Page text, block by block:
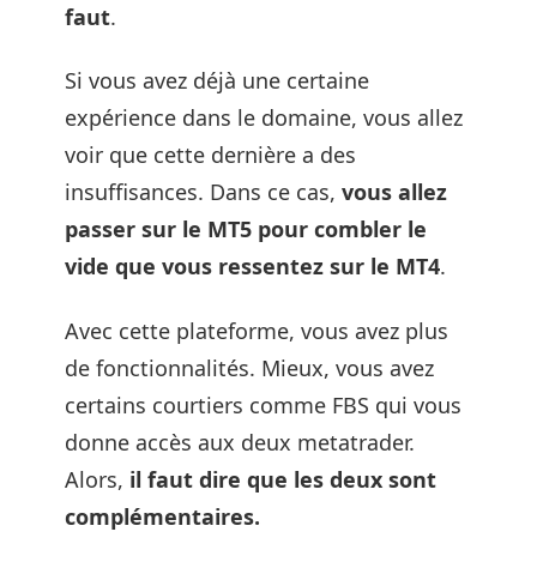
faut.
Si vous avez déjà une certaine
expérience dans le domaine, vous allez
voir que cette dernière a des
insuffisances. Dans ce cas, vous allez
passer sur le MT5 pour combler le
vide que vous ressentez sur le MT4.
Avec cette plateforme, vous avez plus
de fonctionnalités. Mieux, vous avez
certains courtiers comme FBS qui vous
donne accès aux deux metatrader.
Alors, il faut dire que les deux sont
complémentaires.